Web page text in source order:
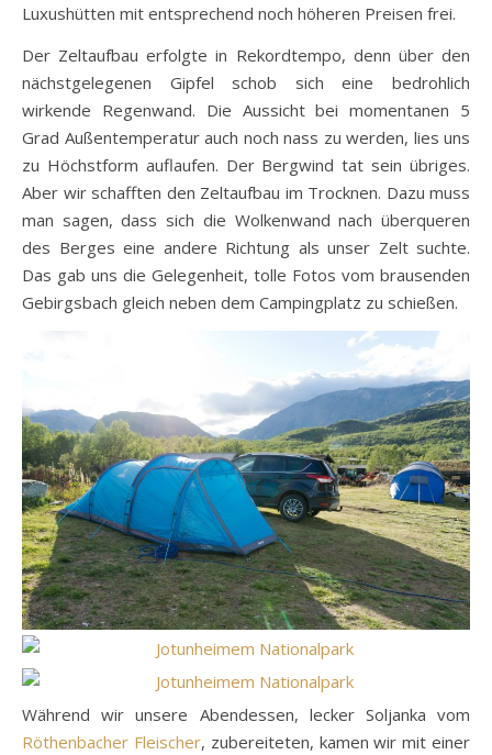
Luxushütten mit entsprechend noch höheren Preisen frei.
Der Zeltaufbau erfolgte in Rekordtempo, denn über den
nächstgelegenen Gipfel schob sich eine bedrohlich
wirkende Regenwand. Die Aussicht bei momentanen 5
Grad Außentemperatur auch noch nass zu werden, lies uns
zu Höchstform auflaufen. Der Bergwind tat sein übriges.
Aber wir schafften den Zeltaufbau im Trocknen. Dazu muss
man sagen, dass sich die Wolkenwand nach überqueren
des Berges eine andere Richtung als unser Zelt suchte.
Das gab uns die Gelegenheit, tolle Fotos vom brausenden
Gebirgsbach gleich neben dem Campingplatz zu schießen.
Während wir unsere Abendessen, lecker Soljanka vom
Röthenbacher Fleischer, zubereiteten, kamen wir mit einer